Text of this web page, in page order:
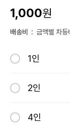
1,000원
배송비 : 금액별 차
1인
2인
4인